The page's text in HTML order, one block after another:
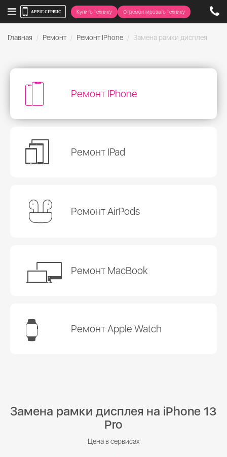
Купить технику Отремонтировать технику
Главная Ремонт Ремонт IPhone Замена рамки дисплея
Ремонт IPhone
Ремонт IPad
Ремонт AirPods
Ремонт MacBook
Ремонт Apple Watch
Замена рамки дисплея на iPhone 13
Pro
Цена в сервисах